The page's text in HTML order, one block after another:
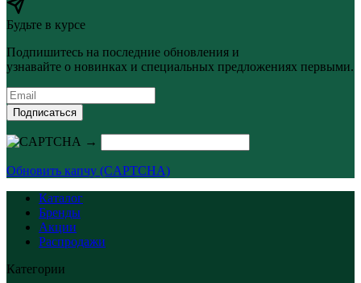
Будьте в курсе
Подпишитесь на последние обновления и
узнавайте о новинках и специальных предложениях первыми.
Подписаться
→
Обновить капчу (CAPTCHA)
Каталог
Бренды
Акции
Распродажи
Категории